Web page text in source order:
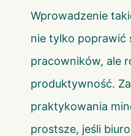
Wprowadzenie
nie tylko poprawić
pracowników, ale
produktywność.
praktykowania
prostsze, jeśli